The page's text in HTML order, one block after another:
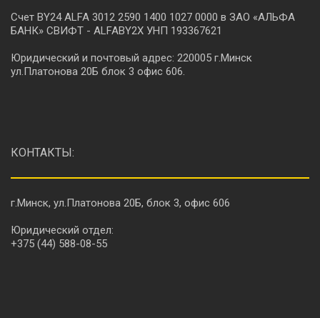
Счет BY24 ALFA 3012 2590 1400 1027 0000 в ЗАО «АЛЬФА
БАНК» СВИФТ - ALFABY2X УНП 193367621
Юридический и почтовый адрес: 220005 г.Минск
ул.Платонова 20Б блок 3 офис 606.
КОНТАКТЫ:
г.Минск, ул.Платонова 20Б, блок 3, офис 606
Юридический отдел:
+375 (44) 588-08-55